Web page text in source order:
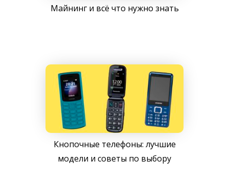
Майнинг и всё что нужно знать
Кнопочные телефоны: лучшие
модели и советы по выбору